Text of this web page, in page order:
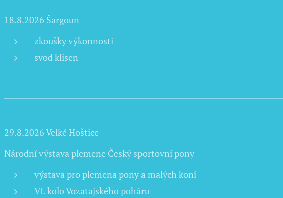
18.8.2026 Šargoun
zkoušky výkonnosti
svod klisen
29.8.2026 Velké Hoštice
Národní výstava plemene Český sportovní pony
výstava pro plemena pony a malých koní
VI. kolo Vozatajského poháru